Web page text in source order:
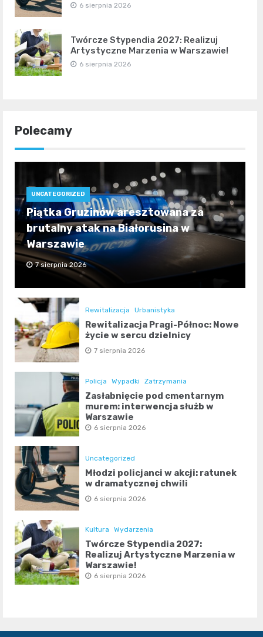
6 sierpnia 2026
Twórcze Stypendia 2027: Realizuj
Artystyczne Marzenia w Warszawie!
6 sierpnia 2026
Polecamy
UNCATEGORIZED
Piątka Gruzinów aresztowana za
brutalny atak na Białorusina w
Warszawie
7 sierpnia 2026
Rewitalizacja Urbanistyka
Rewitalizacja Pragi-Północ: Nowe
życie w sercu dzielnicy
7 sierpnia 2026
Policja Wypadki Zatrzymania
Zasłabnięcie pod cmentarnym
murem: interwencja służb w
Warszawie
6 sierpnia 2026
Uncategorized
Młodzi policjanci w akcji: ratunek
w dramatycznej chwili
6 sierpnia 2026
Kultura Wydarzenia
Twórcze Stypendia 2027:
Realizuj Artystyczne Marzenia w
Warszawie!
6 sierpnia 2026